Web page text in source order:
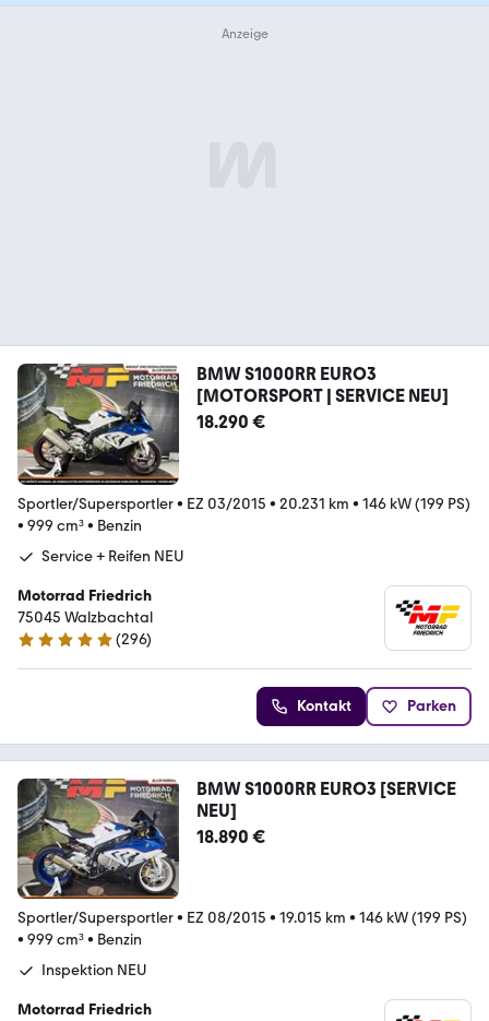
BMW S1000RR EURO3
[MOTORSPORT | SERVICE NEU]
18.290 €
Sportler/Supersportler• EZ 03/2015 • 20.231 km • 146 kW (199 PS)
• 999 cm³• Benzin
Service + Reifen NEU
Motorrad Friedrich
75045 Walzbachtal
4.8 Sterne
(296)
Kontakt Parken
BMW S1000RR EURO3 [SERVICE
NEU]
18.890 €
Sportler/Supersportler• EZ 08/2015 • 19.015 km • 146 kW (199 PS)
• 999 cm³• Benzin
Inspektion NEU
Motorrad Friedrich